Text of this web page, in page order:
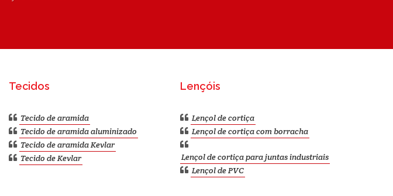
Tecidos
Tecido de aramida
Tecido de aramida aluminizado
Tecido de aramida Kevlar
Tecido de Kevlar
Lençóis
Lençol de cortiça
Lençol de cortiça com borracha
Lençol de cortiça para juntas industriais
Lençol de PVC